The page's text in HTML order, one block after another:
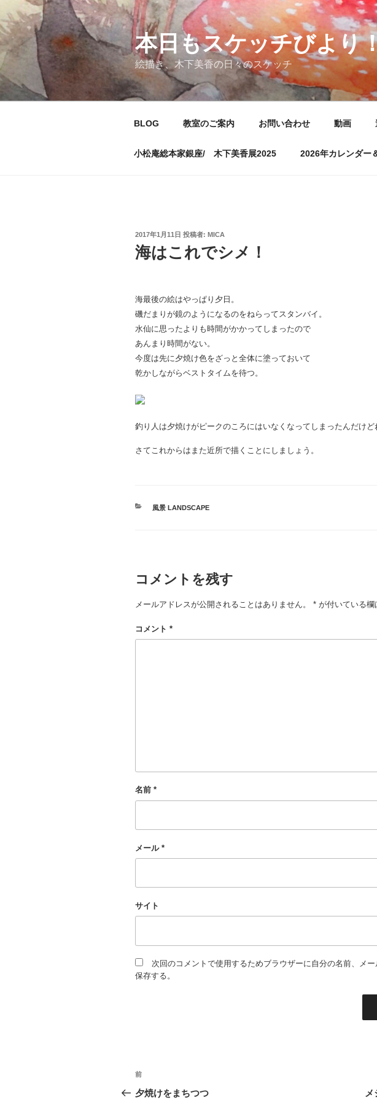
ン
テ
ン
ツ
へ
本日もスケッチびより
絵描き、木下美香の日々のスケッチ
BLOG 教室のご案内 お問い合わせ 動画
小松庵総本家銀座/ 木下美香展2025 2026年カレンダー
投
稿
日:
2017年1月11日 投稿者: MICA
海はこれでシメ！
海最後の絵はやっぱり夕日。
磯だまりが鏡のようになるのをねらってスタンバイ。
水仙に思ったよりも時間がかかってしまったので
あんまり時間がない。
今度は先に夕焼け色をざっと全体に塗っておいて
乾かしながらベストタイムを待つ。
釣り人は夕焼けがピークのころにはいなくなってしまったんだけど
さてこれからはまた近所で描くことにしましょう。
カ
風景 LANDSCAPE
コメントを残す
メールアドレスが公開されることはありません。 * が付いている欄
コメント *
名前 *
メール *
サイト
次回のコメントで使用するためブラウザーに自分の名前、メ
保存する。
投
稿
過
の
前
夕焼けをまちつつ